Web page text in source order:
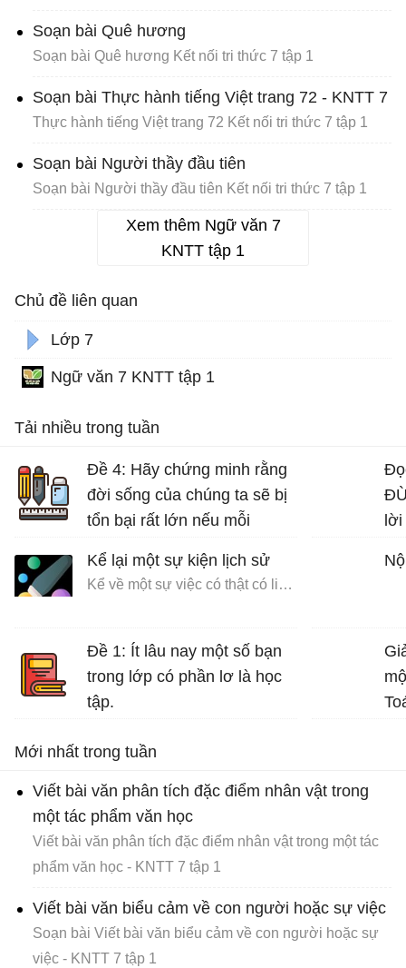
Soạn bài Quê hương
Soạn bài Quê hương Kết nối tri thức 7 tập 1
Soạn bài Thực hành tiếng Việt trang 72 - KNTT 7
Thực hành tiếng Việt trang 72 Kết nối tri thức 7 tập 1
Soạn bài Người thầy đầu tiên
Soạn bài Người thầy đầu tiên Kết nối tri thức 7 tập 1
Xem thêm Ngữ văn 7
KNTT tập 1
Chủ đề liên quan
Lớp 7
Ngữ văn 7 KNTT tập 1
Tải nhiều trong tuần
Đề 4: Hãy chứng minh rằng
đời sống của chúng ta sẽ bị
tổn bại rất lớn nếu mỗi
vệ môi trường sống.
Bài văn mẫu lớp 7 số 5 đề 4
Kể lại một sự kiện lịch sử
Kể về một sự việc có thật có liên quan đến nhân vật hoặc sự kiện lịch sử
Đề 1: Ít lâu nay một số bạn
trong lớp có phần lơ là học
tập.
Mới nhất trong tuần
Viết bài văn phân tích đặc điểm nhân vật trong
một tác phẩm văn học
Viết bài văn phân tích đặc điểm nhân vật trong một tác
phẩm văn học - KNTT 7 tập 1
Viết bài văn biểu cảm về con người hoặc sự việc
Soạn bài Viết bài văn biểu cảm về con người hoặc sự
việc - KNTT 7 tập 1